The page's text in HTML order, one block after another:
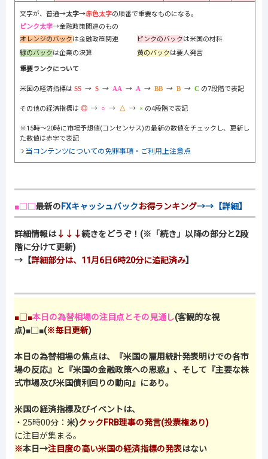
文字が、普通→太字→赤色太字の順番で重要なものになる。
ピンク太字→金融政策関連のもの
オレンジのバックは金融政策関連 ピンクのバックは米国の材料
緑のバックは企業の決算 黄のバックは要人発言
重要ランクについて
米国の経済指標は → → → → → → の7段階で表記
その他の経済指標は → → → の4段階で表記
※15時～20時に市場予想値(コンセンサス)の最新の数値をチェックし、更新し
た数値は赤字で表記
当コンテンツについての免罪事項・ご利用上注意点
■□□最新の FXキャッシュバックお得ランキング→→【詳細】
詳細情報は↓↓↓続きをどうぞ！(※「続き」以降の部分と2段
階に分けて更新)
→【詳細部分は、11月6日6時20分に追記済み】
■□■本日の為替相場の注目点とその見通し(客観的な視
点)■□■(※毎日更新)
本日の為替相場の焦点は、『米国の雇用統計発表明けでの各市
場の反応』と『米国の金融政策への思惑』、そして『主要な株
式市場及び米国債利回りの動向』にあり。
米国の経済指標及びイベントは、
・25時00分： 米)クックFRB理事の発言(投票権あり)
に注目が集まる。
※本日→注目度の高い米国の経済指標の発表はない